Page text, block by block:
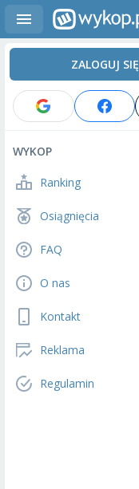
ZALOGUJ SIĘ
WYKOP
Ranking
Osiągnięcia
FAQ
O nas
Kontakt
Reklama
Regulamin